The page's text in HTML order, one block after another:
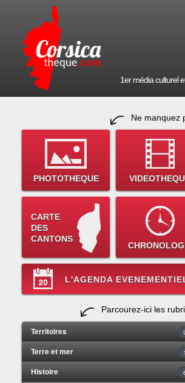
1er média culturel
Ne manquez
PHOTOTHEQUE
CARTE
DES
CANTONS
L'AGENDA
Parcourez-ici les
Territoires
Terre et mer
Histoire